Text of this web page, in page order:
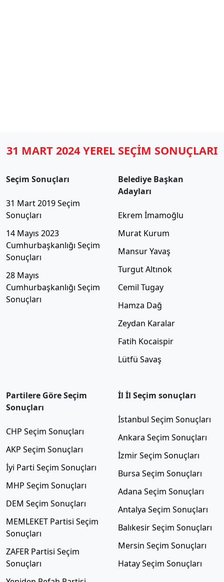
31 MART 2024 YEREL SEÇİM SONUÇLARI
Seçim Sonuçları
31 Mart 2019 Seçim
Sonuçları
14 Mayıs 2023
Cumhurbaşkanlığı Seçim
Sonuçları
28 Mayıs
Cumhurbaşkanlığı Seçim
Sonuçları
Belediye Başkan
Adayları
Ekrem İmamoğlu
Murat Kurum
Mansur Yavaş
Turgut Altınok
Cemil Tugay
Hamza Dağ
Zeydan Karalar
Fatih Kocaispir
Lütfü Savaş
Partilere Göre Seçim
Sonuçları
CHP Seçim Sonuçları
AKP Seçim Sonuçları
İyi Parti Seçim Sonuçları
MHP Seçim Sonuçları
DEM Seçim Sonuçları
MEMLEKET Partisi Seçim
Sonuçları
ZAFER Partisi Seçim
Sonuçları
İl İl Seçim sonuçları
İstanbul Seçim Sonuçları
Ankara Seçim Sonuçları
İzmir Seçim Sonuçları
Bursa Seçim Sonuçları
Adana Seçim Sonuçları
Antalya Seçim Sonuçları
Balıkesir Seçim Sonuçları
Mersin Seçim Sonuçları
Hatay Seçim Sonuçları